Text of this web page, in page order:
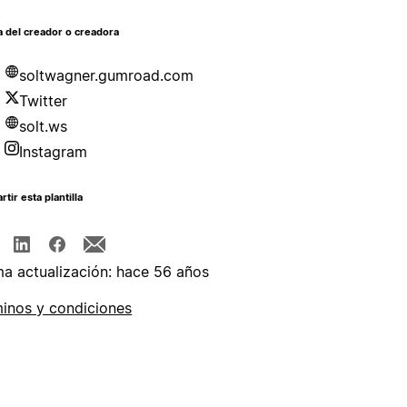
del creador o creadora
soltwagner.gumroad.com
Twitter
solt.ws
Instagram
esta plantilla
actualización: hace 56 años
y condiciones